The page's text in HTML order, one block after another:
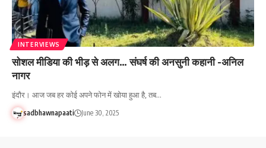
INTERVIEWS
सोशल मीडिया की भीड़ से अलग… संघर्ष की अनसुनी कहानी -अनिल
नागर
इंदौर। आज जब हर कोई अपने फोन में खोया हुआ है, तब…
sadbhawnapaati June 30, 2025